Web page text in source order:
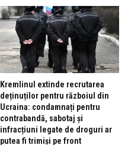
Kremlinul extinde recrutarea
deținuților pentru războiul din
Ucraina: condamnați pentru
contrabandă, sabotaj și
infracțiuni legate de droguri ar
putea fi trimiși pe front